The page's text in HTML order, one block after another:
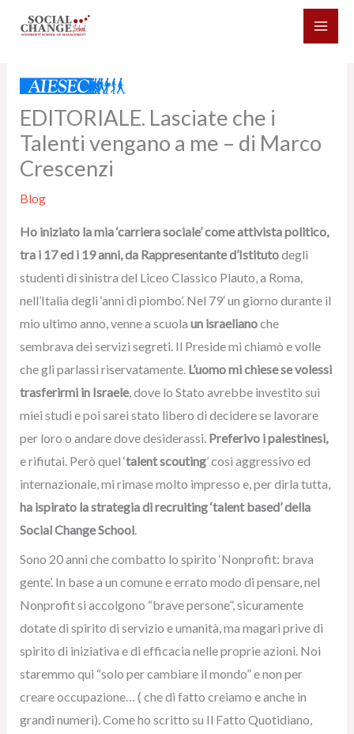
EDITORIALE. Lasciate che i
Talenti vengano a me – di Marco
Crescenzi
Blog
Ho iniziato la mia ‘carriera sociale’ come attivista politico,
tra i 17 ed i 19 anni, da Rappresentante d’Istitutodegli
studenti di sinistra del Liceo Classico Plauto, a Roma,
nell’Italia degli ‘anni di piombo’. Nel 79′ un giorno durante il
mio ultimo anno, venne a scuola un israelianoche
sembrava dei servizi segreti. Il Preside mi chiamò e volle
che gli parlassi riservatamente. L’uomo mi chiese se volessi
trasferirmi in Israele, dove lo Stato avrebbe investito sui
miei studi e poi sarei stato libero di decidere se lavorare
per loro o andare dove desiderassi. Preferivo i palestinesi,
e rifiutai. Però quel ‘talent scouting’ così aggressivo ed
internazionale, mi rimase molto impresso e, per dirla tutta,
ha ispirato la strategia di recruiting ‘talent based’ della
Social Change School.
Sono 20 anni che combatto lo spirito ‘Nonprofit: brava
gente’. In base a un comune e errato modo di pensare, nel
Nonprofit si accolgono “brave persone”, sicuramente
dotate di spirito di servizio e umanità, ma magari prive di
spirito di iniziativa e di efficacia nelle proprie azioni. Noi
staremmo qui “solo per cambiare il mondo” e non per
creare occupazione… ( che di fatto creiamo e anche in
grandi numeri). Come ho scritto su Il Fatto Quotidiano,